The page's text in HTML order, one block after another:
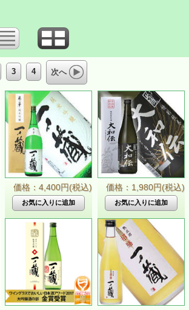
3 4 次へ
価格：4,400円(税込) 価格：1,980円(税込)